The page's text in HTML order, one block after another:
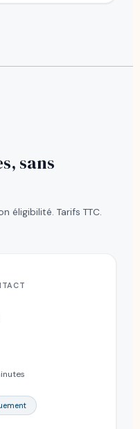
sans
éligibilité. Tarifs TTC.